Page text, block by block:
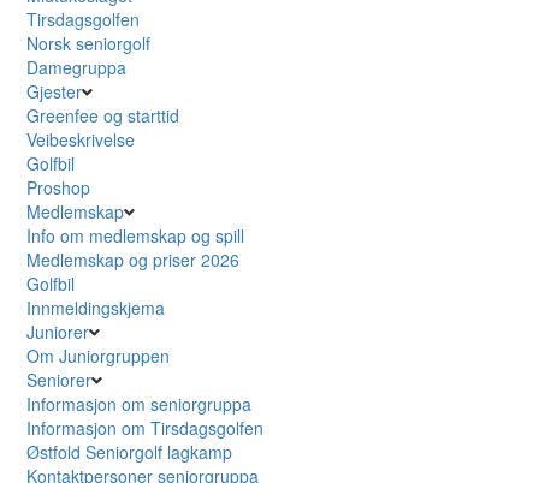
Tirsdagsgolfen
Norsk seniorgolf
Damegruppa
Gjester
Greenfee og starttid
Veibeskrivelse
Golfbil
Proshop
Medlemskap
Info om medlemskap og spill
Medlemskap og priser 2026
Golfbil
Innmeldingskjema
Juniorer
Om Juniorgruppen
Seniorer
Informasjon om seniorgruppa
Informasjon om Tirsdagsgolfen
Østfold Seniorgolf lagkamp
Kontaktpersoner seniorgruppa